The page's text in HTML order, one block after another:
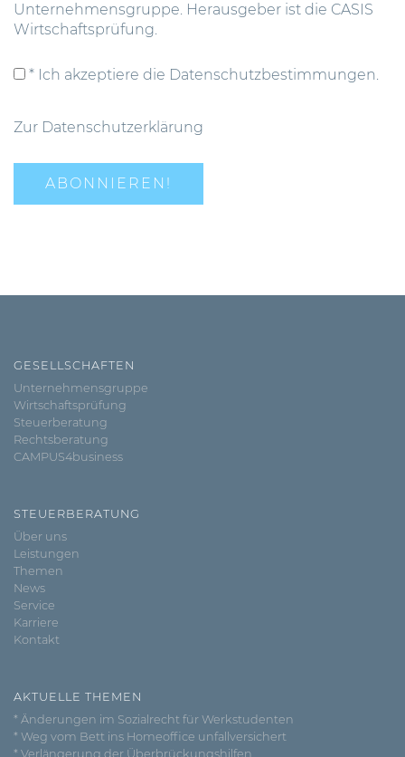
Unternehmensgruppe. Herausgeber ist die CASIS
Wirtschaftsprüfung.
* Ich akzeptiere die Datenschutzbestimmungen.
Zur Datenschutzerklärung
GESELLSCHAFTEN
Unternehmensgruppe
Wirtschaftsprüfung
Steuerberatung
Rechtsberatung
CAMPUS4business
STEUERBERATUNG
Über uns
Leistungen
Themen
News
Service
Karriere
Kontakt
AKTUELLE THEMEN
* Änderungen im Sozialrecht für Werkstudenten
* Weg vom Bett ins Homeoffice unfallversichert
* Verlängerung der Überbrückungshilfen